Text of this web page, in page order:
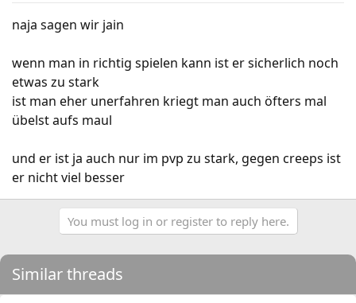
naja sagen wir jain
wenn man in richtig spielen kann ist er sicherlich noch
etwas zu stark
ist man eher unerfahren kriegt man auch öfters mal
übelst aufs maul
und er ist ja auch nur im pvp zu stark, gegen creeps ist
er nicht viel besser
You must log in or register to reply here.
Similar threads